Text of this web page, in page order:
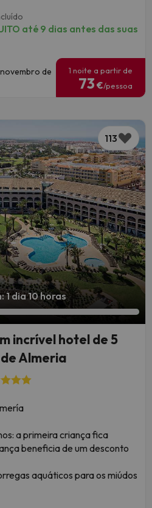
até 9 dias antes das suas
de
1 noite a partir de
73 €/pessoa
113
dia 10 horas
incrível hotel de 5
Almeria
a primeira criança fica
beneficia de um desconto
aquáticos para os miúdos